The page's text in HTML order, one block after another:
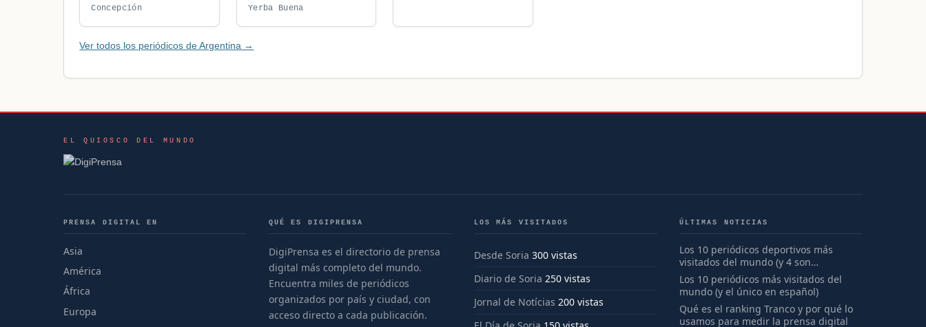
Concepción Yerba Buena
Ver todos los periódicos de Argentina →
EL QUIOSCO DEL MUNDO
PRENSA DIGITAL EN
Asia
América
África
Europa
QUÉ ES DIGIPRENSA
DigiPrensa es el directorio de prensa
digital más completo del mundo.
Encuentra miles de periódicos
organizados por país y ciudad, con
acceso directo a cada publicación.
LOS MÁS VISITADOS
Desde Soria 300 vistas
Diario de Soria 250 vistas
Jornal de Notícias 200 vistas
ÚLTIMAS NOTICIAS
Los 10 periódicos deportivos más
visitados del mundo (y 4 son
españoles)
Los 10 periódicos más visitados del
mundo (y el único en español)
Qué es el ranking Tranco y por qué lo
usamos para medir la prensa digital